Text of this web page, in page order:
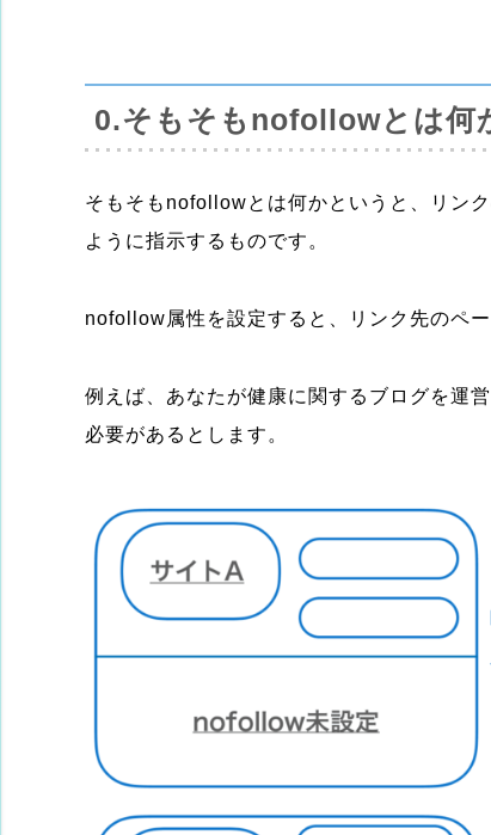
0.そもそもnofollowとは何
そもそもnofollowとは何かというと、リン
ように指示するものです。
nofollow属性を設定すると、リンク先のペ
例えば、あなたが健康に関するブログを運
必要があるとします。